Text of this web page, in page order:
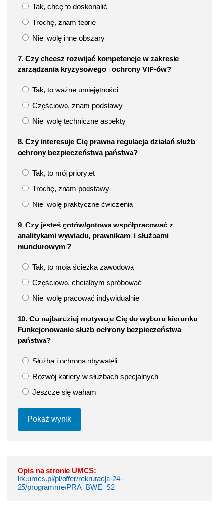
Tak, chcę to doskonalić
Trochę, znam teorie
Nie, wolę inne obszary
7. Czy chcesz rozwijać kompetencje w zakresie
zarządzania kryzysowego i ochrony VIP-ów?
Tak, to ważne umiejętności
Częściowo, znam podstawy
Nie, wolę techniczne aspekty
8. Czy interesuje Cię prawna regulacja działań służb
ochrony bezpieczeństwa państwa?
Tak, to mój priorytet
Trochę, znam podstawy
Nie, wolę praktyczne ćwiczenia
9. Czy jesteś gotów/gotowa współpracować z
analitykami wywiadu, prawnikami i służbami
mundurowymi?
Tak, to moja ścieżka zawodowa
Częściowo, chciałbym spróbować
Nie, wolę pracować indywidualnie
10. Co najbardziej motywuje Cię do wyboru kierunku
Funkcjonowanie służb ochrony bezpieczeństwa
państwa?
Służba i ochrona obywateli
Rozwój kariery w służbach specjalnych
Jeszcze się waham
Pokaż wynik
Opis na stronie UMCS:
irk.umcs.pl/pl/offer/rekrutacja-24-
25/programme/PRA_BWE_S2